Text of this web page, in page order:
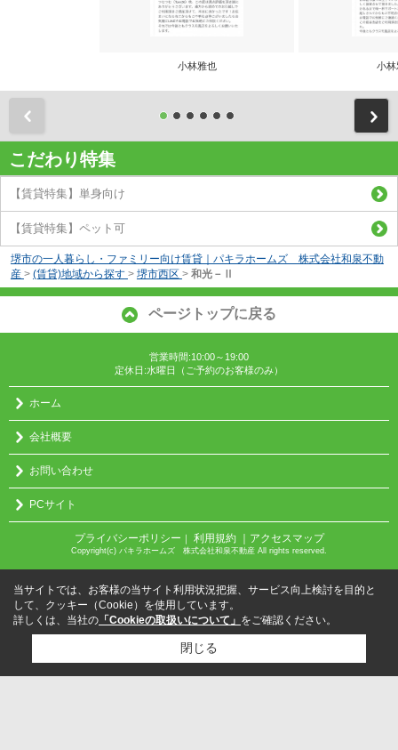
小林雅也 小林
こだわり特集
【賃貸特集】単身向け
【賃貸特集】ペット可
堺市の一人暮らし・ファミリー向け賃貸｜パキラホームズ 株式会社和泉不動
産 > (賃貸)地域から探す > 堺市西区 > 和光－Ⅱ
ページトップに戻る
営業時間:10:00～19:00
定休日:水曜日（ご予約のお客様のみ）
ホーム
会社概要
お問い合わせ
PCサイト
プライバシーポリシー 利用規約 ｜アクセスマップ
Copyright(c) パキラホームズ 株式会社和泉不動産 All rights reserved.
当サイトでは、お客様の当サイト利用状況把握、サービス向上検討を目的と
して、クッキー（Cookie）を使用しています。
詳しくは、当社の 「Cookieの取扱いについて」 をご確認ください。
閉じる